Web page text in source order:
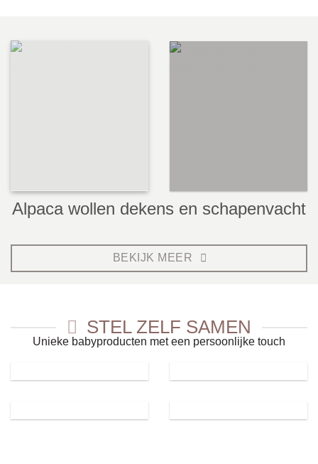
Alpaca wollen dekens en schapenvacht
BEKIJK MEER
STEL ZELF SAMEN
Unieke babyproducten met een persoonlijke touch